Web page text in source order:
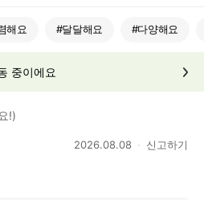
해요 #달달해요 #다양해요
중이에요
!)
2026.08.08 신고하기